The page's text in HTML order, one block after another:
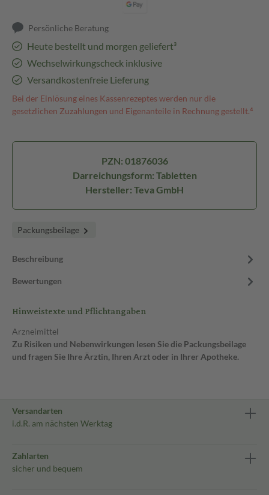
Persönliche Beratung
Heute bestellt und morgen geliefert³
Wechselwirkungscheck inklusive
Versandkostenfreie Lieferung
Bei der Einlösung eines Kassenrezeptes werden nur die
gesetzlichen Zuzahlungen und Eigenanteile in Rechnung gestellt.⁴
PZN: 01876036
Darreichungsform: Tabletten
Hersteller: Teva GmbH
Packungsbeilage
Beschreibung
Bewertungen
Hinweistexte und Pflichtangaben
Arzneimittel
Zu Risiken und Nebenwirkungen lesen Sie die Packungsbeilage
und fragen Sie Ihre Ärztin, Ihren Arzt oder in Ihrer Apotheke.
Versandarten
i.d.R. am nächsten Werktag
Zahlarten
sicher und bequem